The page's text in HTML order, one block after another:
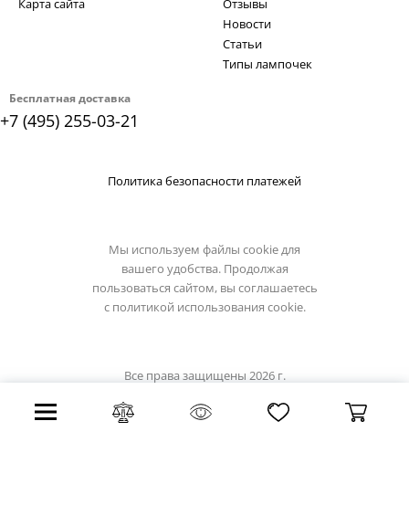
Бесплатная доставка
+7 (495) 255-03-21
Карта сайта
Отзывы
Новости
Статьи
Типы лампочек
Политика безопасности платежей
Мы используем файлы cookie для
вашего удобства. Продолжая
пользоваться сайтом, вы соглашаетесь
с политикой использования cookie.
Все права защищены 2026 г.